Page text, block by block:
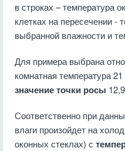
в строках – температура
клетках на пересечении -
выбранной влажности и
Для примера выбрана
комнатная температура
значение точки росы
Соответственно при
влаги произойдет на
оконных стеклах) с